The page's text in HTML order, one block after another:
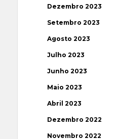
Dezembro 2023
Setembro 2023
Agosto 2023
Julho 2023
Junho 2023
Maio 2023
Abril 2023
Dezembro 2022
Novembro 2022